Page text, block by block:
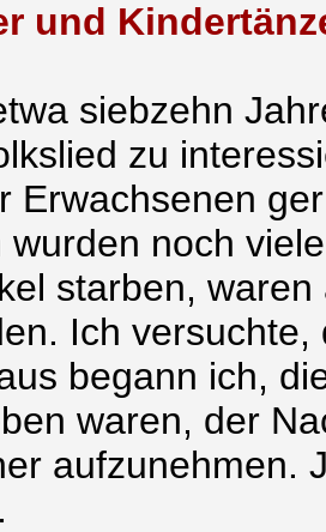
und
siebzehn
zu
Erwachsenen
wurden noch
starben,
Ich
begann ich,
waren, der
aufzunehmen.